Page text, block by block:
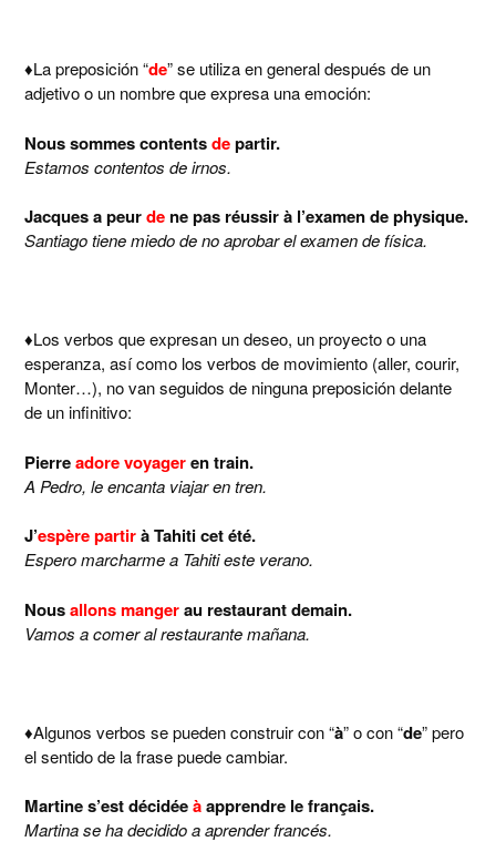
♦La preposición “de” se utiliza en general después de un
adjetivo o un nombre que expresa una emoción:
Nous sommes contentsdepartir.
Estamos contentos de irnos.
Jacques a peurde ne pas réussir à l’examen de physique.
Santiago tiene miedo de no aprobar el examen de física.
♦Los verbos que expresan un deseo, un proyecto o una
esperanza, así como los verbos de movimiento (aller, courir,
Monter…), no van seguidos de ninguna preposición delante
de un infinitivo:
Pierreadore voyageren train.
A Pedro, le encanta viajar en tren.
J’espère partirà Tahiti cet été.
Espero marcharme a Tahiti este verano.
Nousallons mangerau restaurant demain.
Vamos a comer al restaurante mañana.
♦Algunos verbos se pueden construir con “à” o con “de” pero
el sentido de la frase puede cambiar.
Martine s’est décidéeàapprendre le français.
Martina se ha decidido a aprender francés.